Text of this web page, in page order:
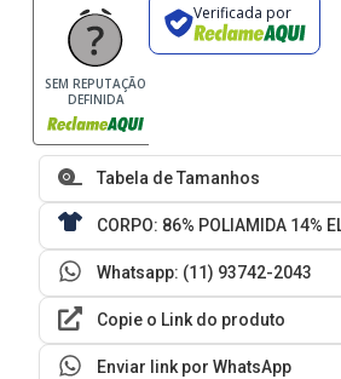
SEM REPUTAÇÃO
DEFINIDA
Verificada por
Tabela de Tamanhos
CORPO: 86% POLIAMIDA 14%
Whatsapp: (11) 93742-2043
Copie o Link do produto
Enviar link por WhatsApp